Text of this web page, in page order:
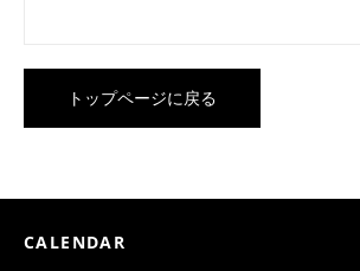
トップページに戻る
CALENDAR